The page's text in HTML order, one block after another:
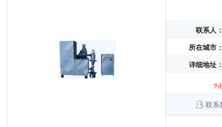
联系人
所在城市
详细地址
为
联系